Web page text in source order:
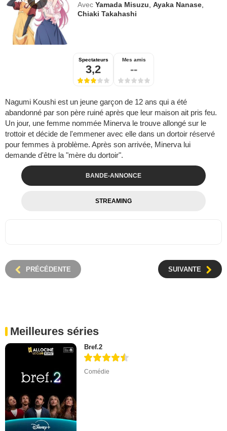
Avec Yamada Misuzu,Ayaka Nanase,
Chiaki Takahashi
Spectateurs
3,2
Mes amis
--
Nagumi Koushi est un jeune garçon de 12 ans qui a été
abandonné par son père ruiné après que leur maison ait pris feu.
Un jour, une femme nommée Minerva le trouve allongé sur le
trottoir et décide de l'emmener avec elle dans un dortoir réservé
pour femmes à problème. Après son arrivée, Minerva lui
demande d'être la "mère du dortoir".
BANDE-ANNONCE
STREAMING
PRÉCÉDENTE SUIVANTE
Meilleures séries
Bref.2
Comédie